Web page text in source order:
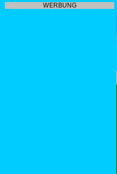
WERBUNG